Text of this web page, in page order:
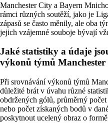
Manchester City a Bayern
rámci různých soutěží, jako je
zápasů se často měnily, ale oba
jejich vzájemné souboje bývají
Jaké statistiky a údaje
výkonů týmů
Při srovnávání výkonů týmů
důležité brát v úvahu různé
obdržených gólů, průměrný
nebo počet získaných bodů v
poskytnout ucelený obraz o